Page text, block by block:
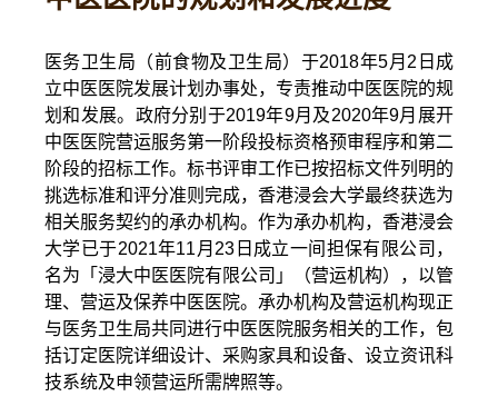
医务卫生局（前食物及卫生局）于2018年5月2日成
立中医医院发展计划办事处，专责推动中医医院的规
划和发展。政府分别于2019年9月及2020年9月展开
中医医院营运服务第一阶段投标资格预审程序和第二
阶段的招标工作。标书评审工作已按招标文件列明的
挑选标准和评分准则完成，香港浸会大学最终获选为
相关服务契约的承办机构。作为承办机构，香港浸会
大学已于2021年11月23日成立一间担保有限公司，
名为「浸大中医医院有限公司」（营运机构），以管
理、营运及保养中医医院。承办机构及营运机构现正
与医务卫生局共同进行中医医院服务相关的工作，包
括订定医院详细设计、采购家具和设备、设立资讯科
技系统及申领营运所需牌照等。